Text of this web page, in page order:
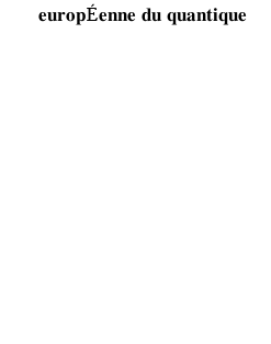
𝐞𝐮𝐫𝐨𝐩É𝐞𝐧𝐧𝐞 𝐝𝐮 𝐪𝐮𝐚𝐧𝐭𝐢𝐪𝐮𝐞